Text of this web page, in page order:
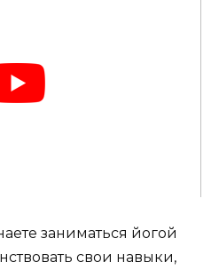
заниматься йогой
свои навыки,